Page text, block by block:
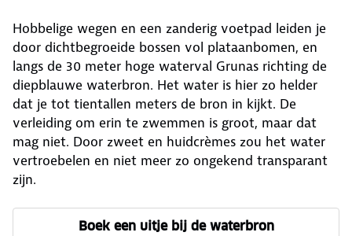
Hobbelige wegen en een zanderig voetpad leiden je
door dichtbegroeide bossen vol plataanbomen, en
langs de 30 meter hoge waterval Grunas richting de
diepblauwe waterbron. Het water is hier zo helder
dat je tot tientallen meters de bron in kijkt. De
verleiding om erin te zwemmen is groot, maar dat
mag niet. Door zweet en huidcrèmes zou het water
vertroebelen en niet meer zo ongekend transparant
zijn.
Boek een uitje bij de waterbron